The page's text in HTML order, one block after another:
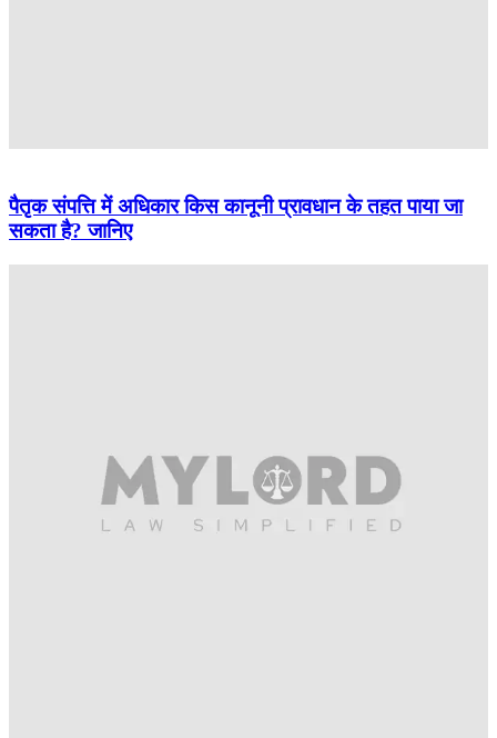
पैतृक संपत्ति में अधिकार किस कानूनी प्रावधान के तहत पाया जा
सकता है? जानिए